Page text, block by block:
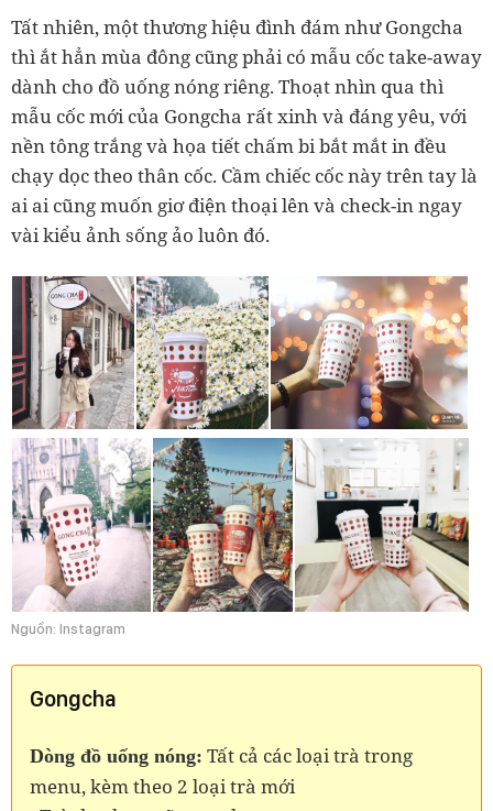
Tất nhiên, một thương hiệu đình đám như Gongcha
thì ắt hẳn mùa đông cũng phải có mẫu cốc take-away
dành cho đồ uống nóng riêng. Thoạt nhìn qua thì
mẫu cốc mới của Gongcha rất xinh và đáng yêu, với
nền tông trắng và họa tiết chấm bi bắt mắt in đều
chạy dọc theo thân cốc. Cầm chiếc cốc này trên tay là
ai ai cũng muốn giơ điện thoại lên và check-in ngay
vài kiểu ảnh sống ảo luôn đó.
Nguồn: Instagram
Gongcha
Dòng đồ uống nóng: Tất cả các loại trà trong
menu, kèm theo 2 loại trà mới